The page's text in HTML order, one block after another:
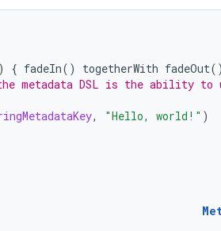
) { fadeIn() togetherWith fadeOut()
metadata DSL is the ability to
, "Hello, world!" )